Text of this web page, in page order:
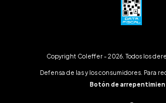
Copyright Coleffer - 2026. Todos los
Defensa de las y los consumidores. Para
Botón de